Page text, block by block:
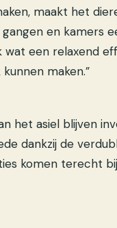
maakt het
en kamers
wat een relaxend
maken.”
het asiel blijven
dankzij de
komen terecht